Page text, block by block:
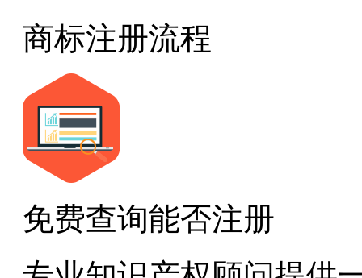
商标注册流程
免费查询能否注册